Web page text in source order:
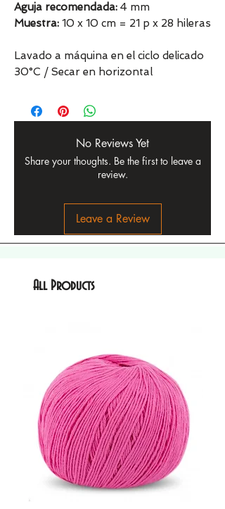
Aguja recomendada: 4 mm
Muestra: 10 x 10 cm = 21 p x 28 hileras
Lavado a máquina en el ciclo delicado
30°C / Secar en horizontal
No Reviews Yet
Share your thoughts. Be the first to leave a
review.
Leave a Review
All Products